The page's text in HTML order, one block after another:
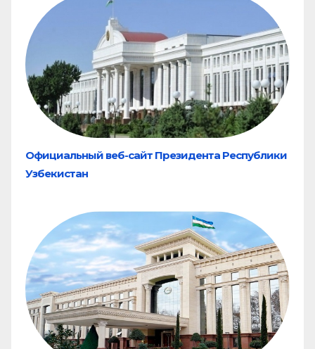
Официальный веб-сайт Президента Республики
Узбекистан